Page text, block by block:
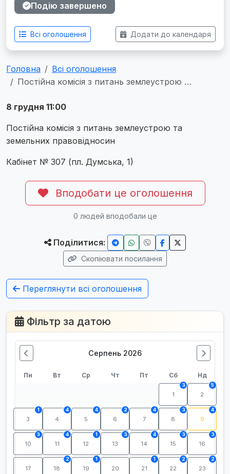
Подію завершено
Всі оголошення Додати до календаря
Головна
Всі оголошення
Постійна комісія з питань землеустрою …
8 грудня 11:00
Постійна комісія з питань землеустрою та
земельних правовідносин
Кабінет № 307 (пл. Думська, 1)
Вподобати це оголошення
0 людей вподобали це
Поділитися:
Скопіювати посилання
Переглянути всі оголошення
Фільтр за датою
Серпень 2026
Пн Вт Ср Чт Пт Сб Нд
1
3
2
5
3
1
4
4
5
4
6
2
7
4
8
3
9
4
10
3
11
4
12
1
13
3
14
4
15
3
16
3
17 18
2
19
1
20 21
1
22
2
23
2